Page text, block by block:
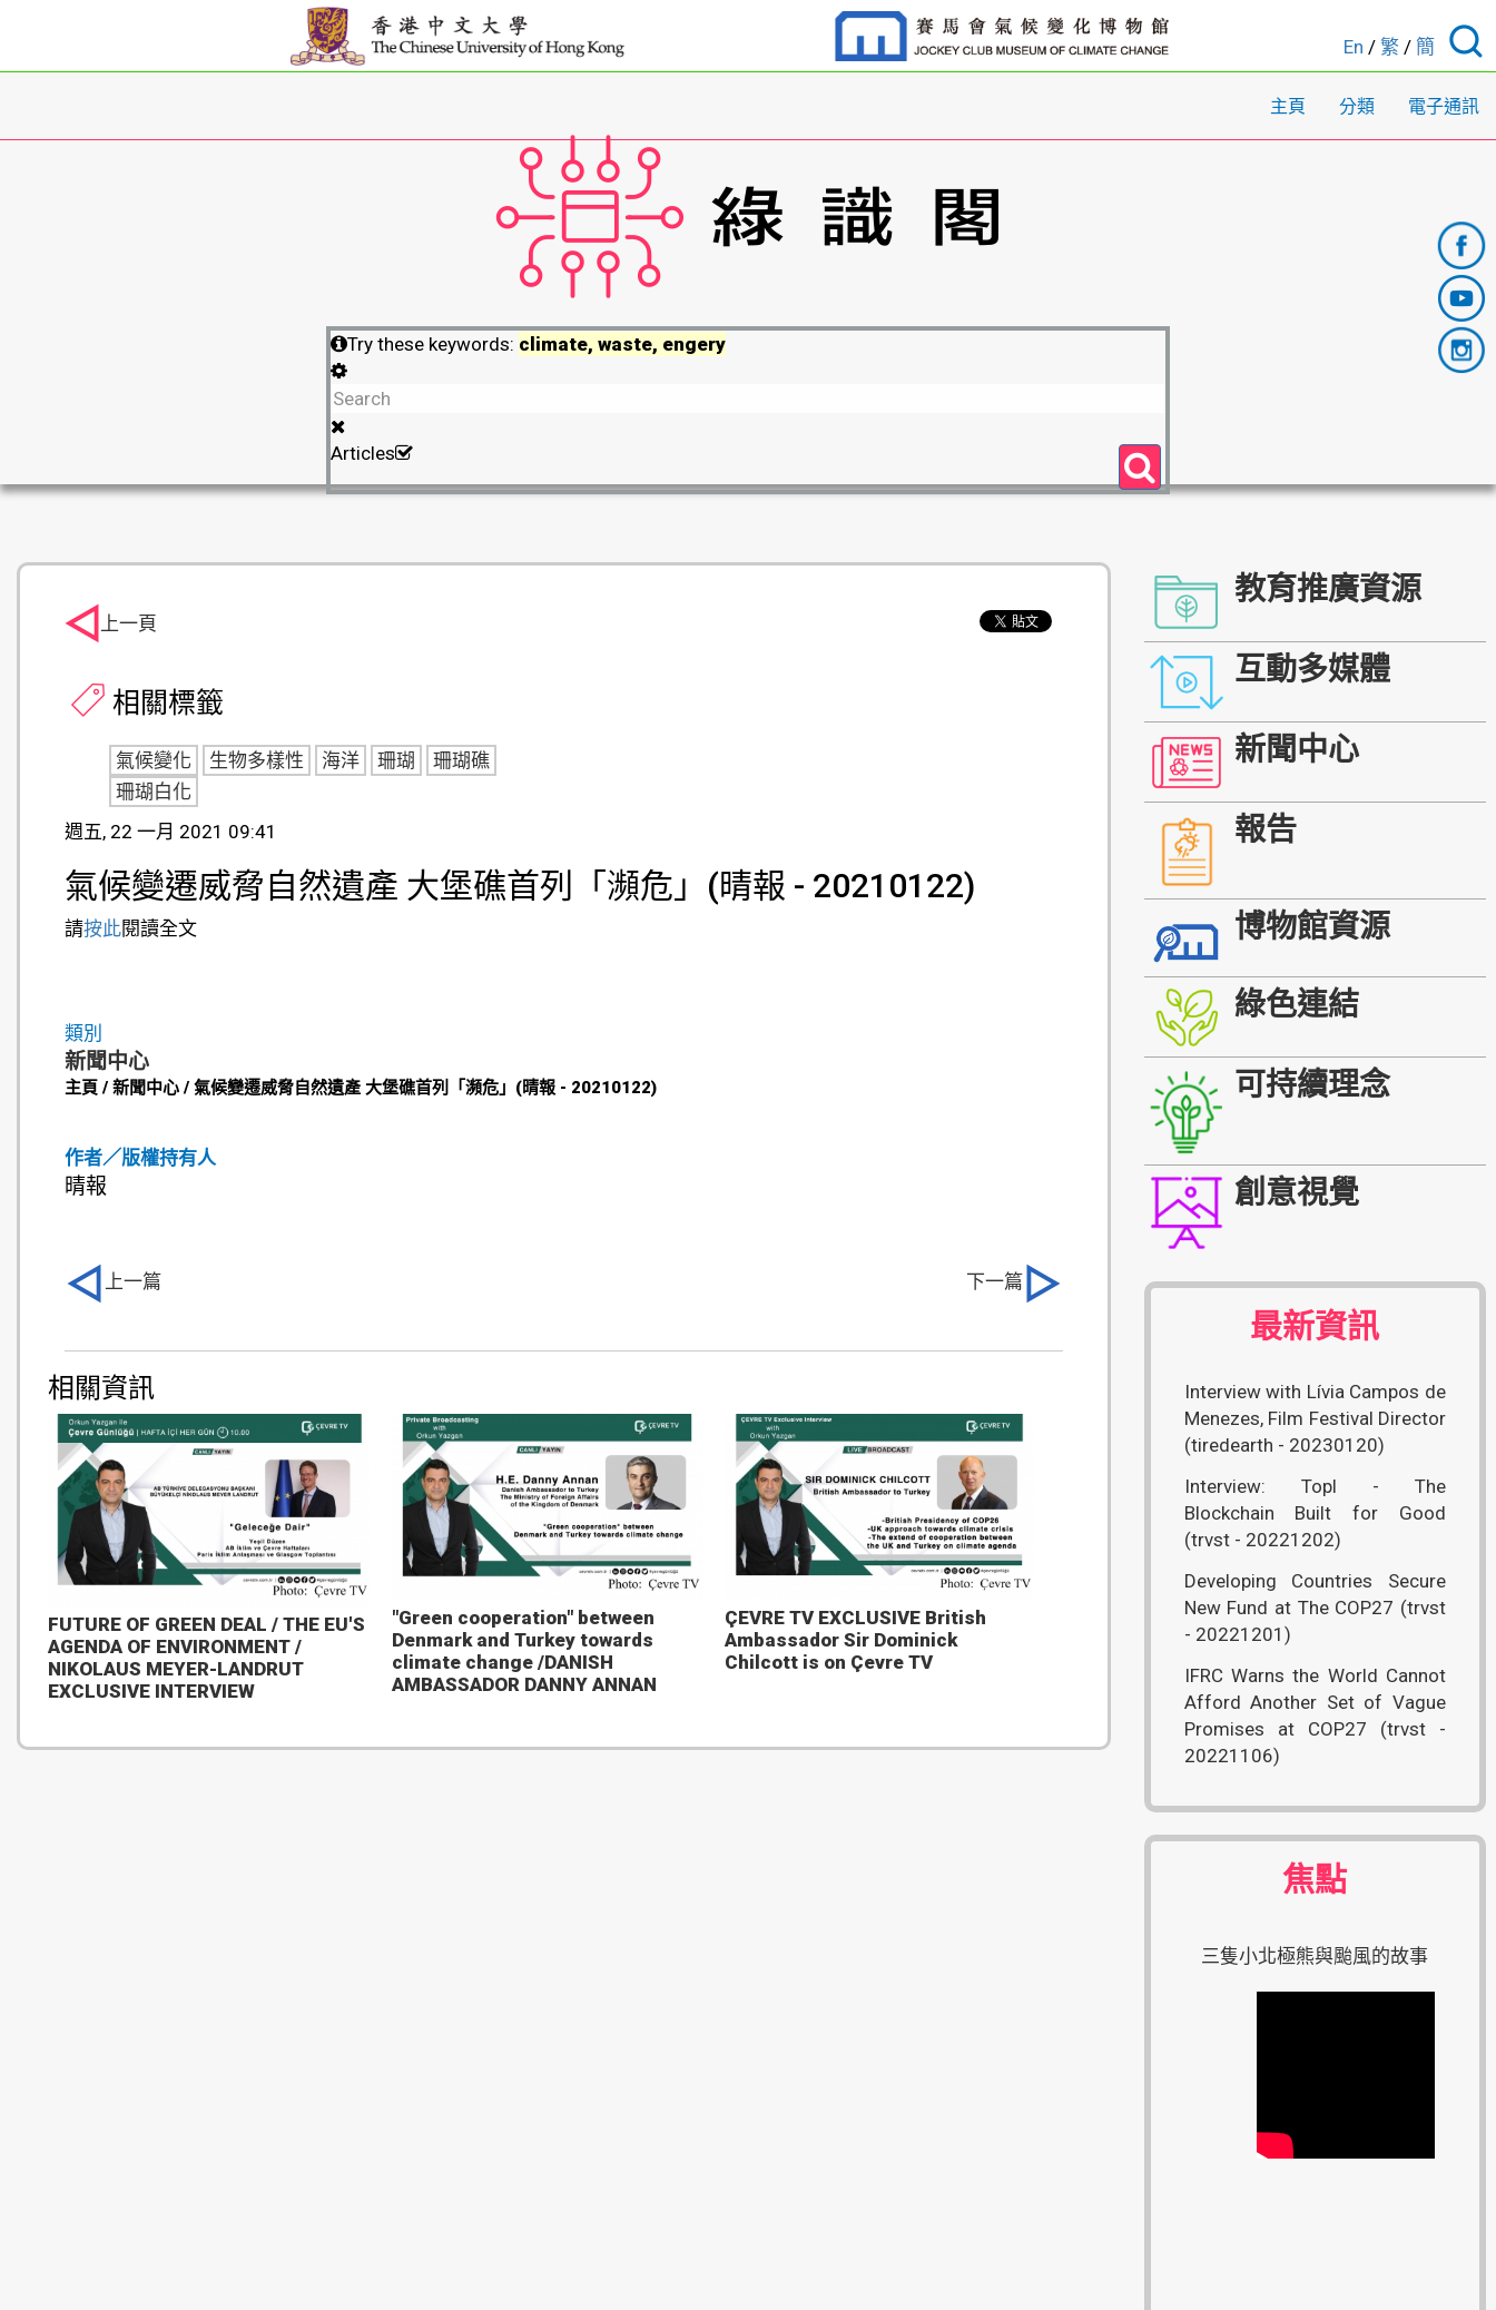
En / 繁 / 簡
主頁 分類 電子通訊
Try these keywords: climate, waste, engery
Articles
作者／版權持有人
晴報
週五, 22 一月 2021 09:41
氣候變遷威脅自然遺產 大堡礁首列「瀕危」(晴報 - 20210122)
請按此閱讀全文
類別
新聞中心
主頁 / 新聞中心 / 氣候變遷威脅自然遺產 大堡礁首列「瀕危」(晴報 - 20210122)
相關標籤
氣候變化 生物多樣性 海洋 珊瑚
珊瑚礁
珊瑚白化
相關資訊
FUTURE OF GREEN DEAL / THE EU'S
AGENDA OF ENVIRONMENT /
NIKOLAUS MEYER-LANDRUT
EXCLUSIVE INTERVIEW
"Green cooperation" between
Denmark and Turkey towards
climate change /DANISH
AMBASSADOR DANNY ANNAN
ÇEVRE TV EXCLUSIVE British
Ambassador Sir Dominick
Chilcott is on Çevre TV
上一篇 下一篇
上一頁
教育推廣資源
互動多媒體
新聞中心
報告
博物館資源
綠色連結
可持續理念
創意視覺
最新資訊
Interview with Lívia Campos de
Menezes, Film Festival Director
(tiredearth - 20230120)
Interview: Topl - The
Blockchain Built for Good
(trvst - 20221202)
Developing Countries Secure
New Fund at The COP27 (trvst
- 20221201)
IFRC Warns the World Cannot
Afford Another Set of Vague
Promises at COP27 (trvst -
20221106)
焦點
三隻小北極熊與颱風的故事